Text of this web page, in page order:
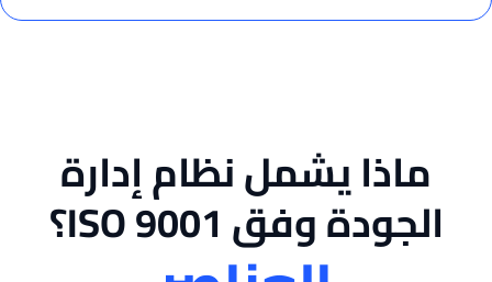
ماذا يشمل نظام إدارة
الجودة وفق ISO 9001؟